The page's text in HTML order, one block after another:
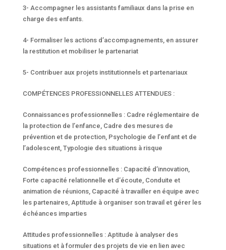
3- Accompagner les assistants familiaux dans la prise en
charge des enfants.
4- Formaliser les actions d’accompagnements, en assurer
la restitution et mobiliser le partenariat
5- Contribuer aux projets institutionnels et partenariaux
COMPÉTENCES PROFESSIONNELLES ATTENDUES :
Connaissances professionnelles : Cadre réglementaire de
la protection de l’enfance, Cadre des mesures de
prévention et de protection, Psychologie de l’enfant et de
l’adolescent, Typologie des situations à risque
Compétences professionnelles : Capacité d’innovation,
Forte capacité relationnelle et d’écoute, Conduite et
animation de réunions, Capacité à travailler en équipe avec
les partenaires, Aptitude à organiser son travail et gérer les
échéances imparties
Attitudes professionnelles : Aptitude à analyser des
situations et à formuler des projets de vie en lien avec